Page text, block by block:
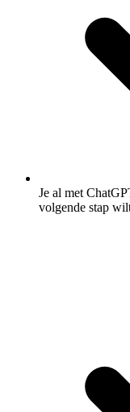
Je al met
volgende stap